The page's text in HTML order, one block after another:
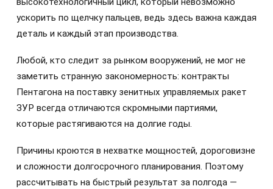
ускорить по щелчку пальцев, ведь здесь важна каждая
деталь и каждый этап производства.
Любой, кто следит за рынком вооружений, не мог не
заметить странную закономерность: контракты
Пентагона на поставку зенитных управляемых ракет
ЗУР всегда отличаются скромными партиями,
которые растягиваются на долгие годы.
Причины кроются в нехватке мощностей, дороговизне
и сложности долгосрочного планирования. Поэтому
рассчитывать на быстрый результат за полгода —